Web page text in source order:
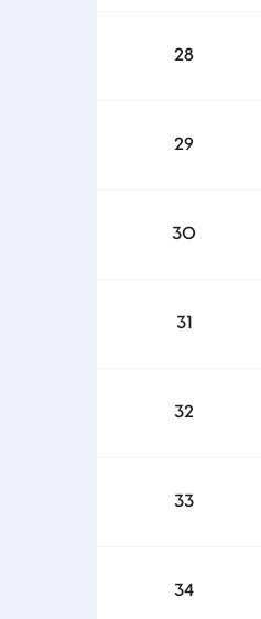
28
29
30
31
32
33
34